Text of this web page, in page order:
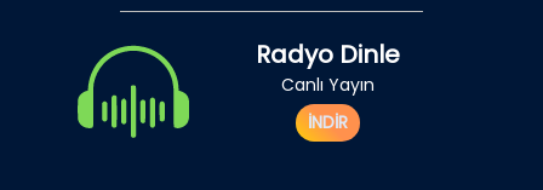
Radyo Dinle
Canlı Yayın
İNDİR